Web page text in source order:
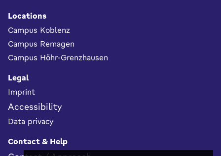
Locations
Campus Koblenz
Campus Remagen
Campus Höhr-Grenzhausen
Legal
Imprint
Accessibility
Data privacy
Contact & Help